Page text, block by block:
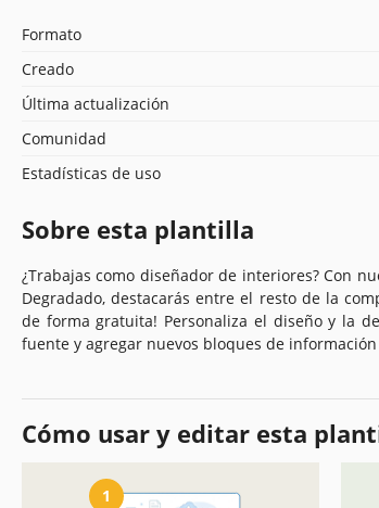
Formato
Creado
Última actualización
Comunidad
Estadísticas de uso
Sobre esta plantilla
¿Trabajas como diseñador de interiores? Con
Degradado, destacarás entre el resto de la
de forma gratuita! Personaliza el diseño y la
fuente y agregar nuevos bloques de
Cómo usar y editar esta
1